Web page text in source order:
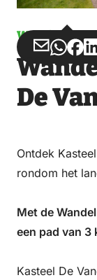
Wandelen
Deel
via
Email
Deel
via
WhatsApp
Deel
op op
De
Ontdek
rondom het
Met de
een pad van 3
Kasteel De